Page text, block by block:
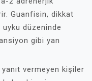
Guanfisin, dikkat
uyku düzeninde
gibi yan
vermeyen kişiler